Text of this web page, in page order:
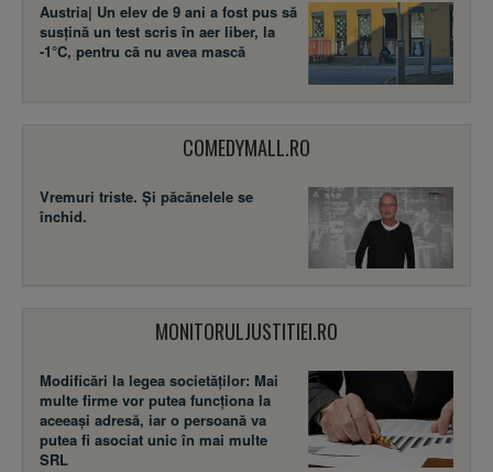
Austria| Un elev de 9 ani a fost pus să
susţină un test scris în aer liber, la
-1°C, pentru că nu avea mască
COMEDYMALL.RO
Vremuri triste. Şi păcănelele se
închid.
MONITORULJUSTITIEI.RO
Modificări la legea societăţilor: Mai
multe firme vor putea funcţiona la
aceeaşi adresă, iar o persoană va
putea fi asociat unic în mai multe
SRL